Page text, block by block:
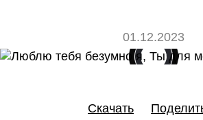
01.12.2023
Скачать